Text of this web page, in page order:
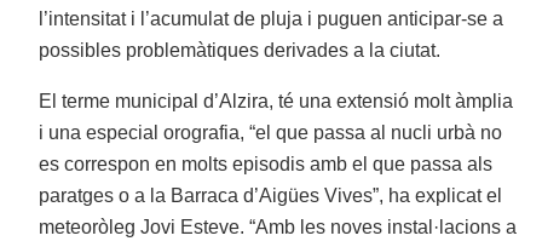
l’intensitat i l’acumulat de pluja i puguen anticipar-se a
possibles problemàtiques derivades a la ciutat.
El terme municipal d’Alzira, té una extensió molt àmplia
i una especial orografia, “el que passa al nucli urbà no
es correspon en molts episodis amb el que passa als
paratges o a la Barraca d’Aigües Vives”, ha explicat el
meteoròleg Jovi Esteve. “Amb les noves instal·lacions a